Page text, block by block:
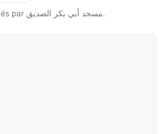
Horaires officiels affichés par مسجد أبي بكر الصديق.